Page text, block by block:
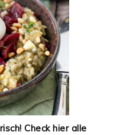
Check hier alle